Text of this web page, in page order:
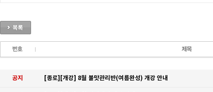
공지 [종로][개강] 8월 불맛관리반(여름완성) 개강 안내